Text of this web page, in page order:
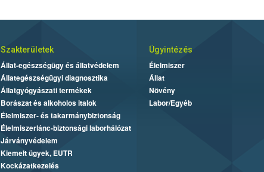
Szakterületek
Állat-egészségügy és állatvédelem
Állategészségügyi diagnosztika
Állatgyógyászati termékek
Borászat és alkoholos italok
Élelmiszer- és takarmánybiztonság
Élelmiszerlánc-biztonsági laborhálózat
Járványvédelem
Kiemelt ügyek, EUTR
Kockázatkezelés
Ügyintézés
Élelmiszer
Állat
Növény
Labor/Egyéb